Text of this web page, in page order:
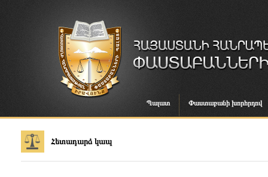
Պալատ Փաստաբանի խորհրդով
Հետադարձ կապ